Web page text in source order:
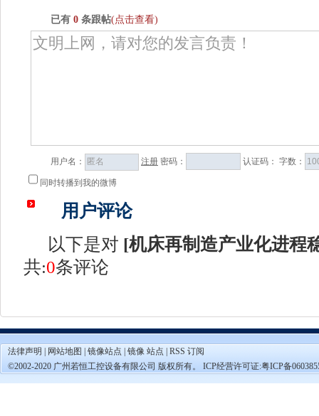
已有 0 条跟帖(点击查看)
用户名： 注册 密码： 认证码： 字数：
同时转播到我的微博
用户评论
以下是对 [机床再制造产业化进程
共:0条评论
法律声明 网站地图 镜像站点 镜像 站点
RSS 订阅
©2002-2020 广州若恒工控设备有限公司 版权所有。 ICP经营许可证:粤ICP备